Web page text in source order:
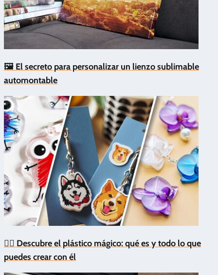
🖼️ El secreto para personalizar un lienzo sublimable
automontable
🧙‍♂️ Descubre el plástico mágico: qué es y todo lo que
puedes crear con él